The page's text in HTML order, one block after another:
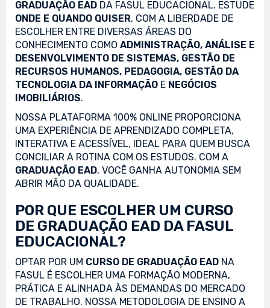
GRADUAÇÃO EAD DA FASUL EDUCACIONAL. ESTUDE
ONDE E QUANDO QUISER, COM A LIBERDADE DE
ESCOLHER ENTRE DIVERSAS ÁREAS DO
CONHECIMENTO COMO ADMINISTRAÇÃO, ANÁLISE E
DESENVOLVIMENTO DE SISTEMAS, GESTÃO DE
RECURSOS HUMANOS, PEDAGOGIA, GESTÃO DA
TECNOLOGIA DA INFORMAÇÃO E NEGÓCIOS
IMOBILIÁRIOS.
NOSSA PLATAFORMA 100% ONLINE PROPORCIONA
UMA EXPERIÊNCIA DE APRENDIZADO COMPLETA,
INTERATIVA E ACESSÍVEL, IDEAL PARA QUEM BUSCA
CONCILIAR A ROTINA COM OS ESTUDOS. COM A
GRADUAÇÃO EAD, VOCÊ GANHA AUTONOMIA SEM
ABRIR MÃO DA QUALIDADE.
POR QUE ESCOLHER UM CURSO
DE GRADUAÇÃO EAD DA FASUL
EDUCACIONAL?
OPTAR POR UM CURSO DE GRADUAÇÃO EAD NA
FASUL É ESCOLHER UMA FORMAÇÃO MODERNA,
PRÁTICA E ALINHADA ÀS DEMANDAS DO MERCADO
DE TRABALHO. NOSSA METODOLOGIA DE ENSINO A